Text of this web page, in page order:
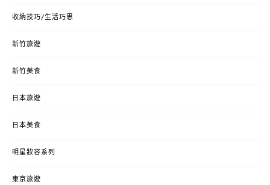
收納技巧/生活巧思
新竹旅遊
新竹美食
日本旅遊
日本美食
明星妝容系列
東京旅遊